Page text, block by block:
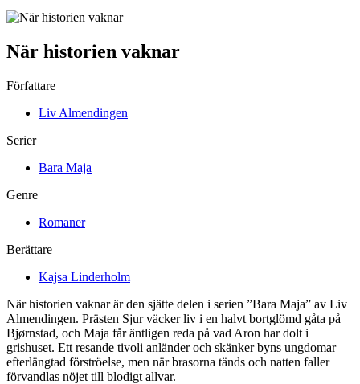
När historien vaknar
Författare
Liv Almendingen
Serier
Bara Maja
Genre
Romaner
Berättare
Kajsa Linderholm
När historien vaknar är den sjätte delen i serien ”Bara Maja” av Liv
Almendingen. Prästen Sjur väcker liv i en halvt bortglömd gåta på
Bjørnstad, och Maja får äntligen reda på vad Aron har dolt i
grishuset. Ett resande tivoli anländer och skänker byns ungdomar
efterlängtad förströelse, men när brasorna tänds och natten faller
förvandlas nöjet till blodigt allvar.